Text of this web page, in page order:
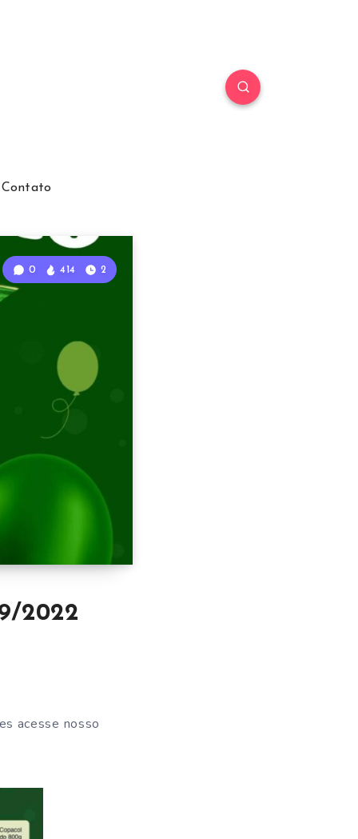
Contato
0 414 2
2022
acesse nosso